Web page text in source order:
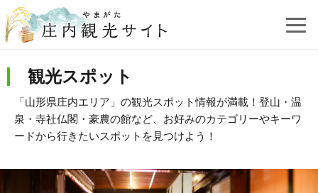
観光スポット
「山形県庄内エリア」の観光スポット情報が満載！登山・温
泉・寺社仏閣・豪農の館など、お好みのカテゴリーやキーワ
ードから行きたいスポットを見つけよう！